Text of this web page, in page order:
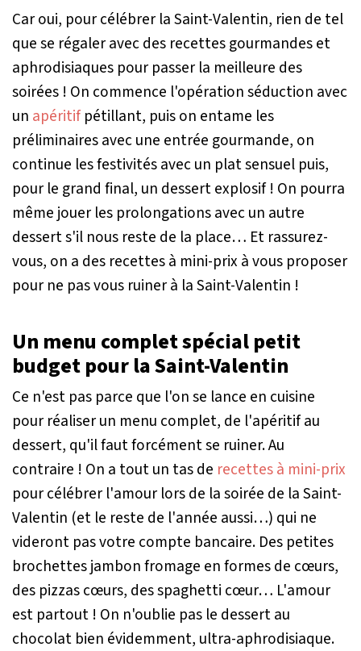
Car oui, pour célébrer la Saint-Valentin, rien de tel
que se régaler avec des recettes gourmandes et
aphrodisiaques pour passer la meilleure des
soirées ! On commence l'opération séduction avec
un apéritifpétillant, puis on entame les
préliminaires avec une entrée gourmande, on
continue les festivités avec un plat sensuel puis,
pour le grand final, un dessert explosif ! On pourra
même jouer les prolongations avec un autre
dessert s'il nous reste de la place… Et rassurez-
vous, on a des recettes à mini-prix à vous proposer
pour ne pas vous ruiner à la Saint-Valentin !
Un menu complet spécial petit
budget pour la Saint-Valentin
Ce n'est pas parce que l'on se lance en cuisine
pour réaliser un menu complet, de l'apéritif au
dessert, qu'il faut forcément se ruiner. Au
contraire ! On a tout un tas de recettes à mini-prix
pour célébrer l'amour lors de la soirée de la Saint-
Valentin (et le reste de l'année aussi…) qui ne
videront pas votre compte bancaire. Des petites
brochettes jambon fromage en formes de cœurs,
des pizzas cœurs, des spaghetti cœur… L'amour
est partout ! On n'oublie pas le dessert au
chocolat bien évidemment, ultra-aphrodisiaque.